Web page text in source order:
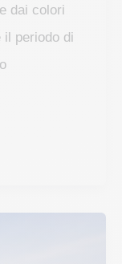
dai colori
periodo di